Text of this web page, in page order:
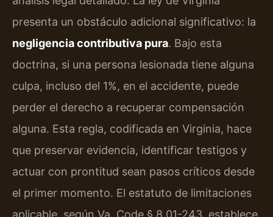
presenta un obstáculo adicional significativo: la
negligencia contributiva pura. Bajo esta
doctrina, si una persona lesionada tiene alguna
culpa, incluso del 1%, en el accidente, puede
perder el derecho a recuperar compensación
alguna. Esta regla, codificada en Virginia, hace
que preservar evidencia, identificar testigos y
actuar con prontitud sean pasos críticos desde
el primer momento. El estatuto de limitaciones
aplicable, según Va. Code § 8.01-243, establece